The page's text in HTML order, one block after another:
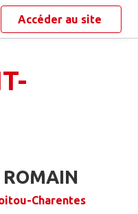
Accéder au site
Charentes